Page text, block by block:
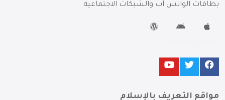
بطاقات الواتس آب والشبكات الاجتماعية
مواقع التعريف بالإسلام